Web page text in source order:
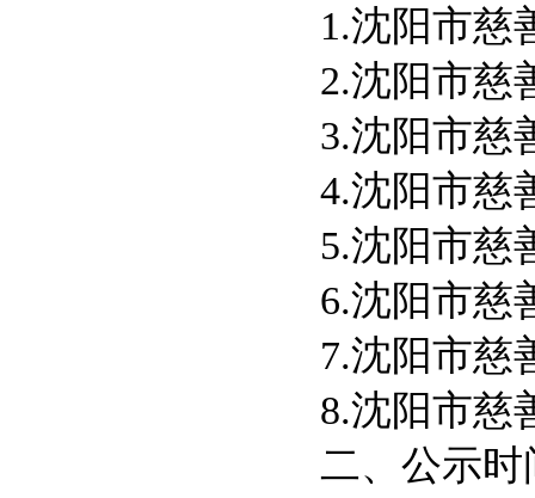
1.沈阳市慈
2.沈阳市慈
3.沈阳市慈
4.沈阳市慈
5.沈阳市慈
6.沈阳市慈
7.沈阳市慈
8.沈阳市慈
二、公示时